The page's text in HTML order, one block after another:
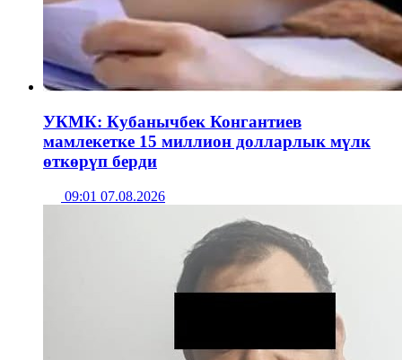
УКМК: Кубанычбек Конгантиев
мамлекетке 15 миллион долларлык мүлк
өткөрүп берди
09:01 07.08.2026